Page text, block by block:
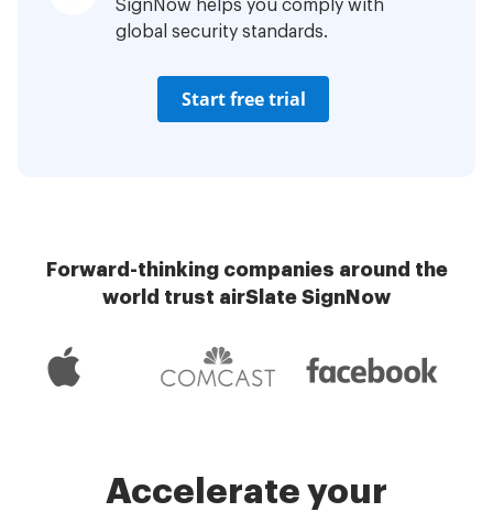
SignNow helps you comply with
global security standards.
Start free trial
Forward-thinking companies around the
world trust airSlate SignNow
Accelerate your